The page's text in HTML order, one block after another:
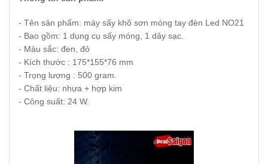
- Tên sản phẩm: máy sấy khô sơn móng tay đèn Led NO21
- Bao gồm: 1 dụng cụ sấy móng, 1 dây sạc.
- Màu sắc: đen, đỏ
- Kích thước : 175*155*76 mm
- Trọng lượng : 500 gram.
- Chất liệu: nhựa + hợp kim
- Công suất: 24 W.